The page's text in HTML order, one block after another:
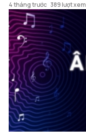
4 tháng trước 389 lượt xem